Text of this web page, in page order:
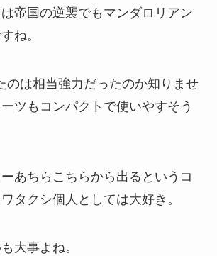
帝国の逆襲でも マンダロリアン
ね。
のは相当強力だったのか知りませ
ツもコンパクトで使いやすそう
あちらこちらから出るという コ
ワタクシ個人としては大好き。
大事よね。